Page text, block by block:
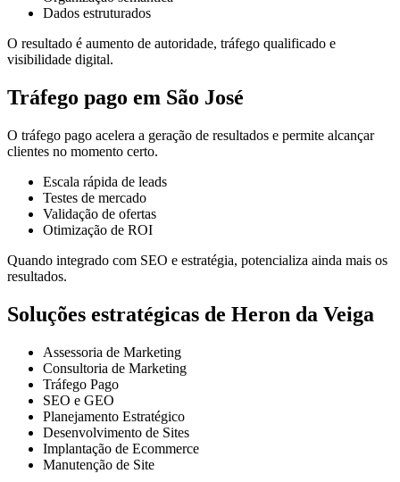
Dados estruturados
O resultado é aumento de autoridade, tráfego qualificado e
visibilidade digital.
Tráfego pago em São José
O tráfego pago acelera a geração de resultados e permite alcançar
clientes no momento certo.
Escala rápida de leads
Testes de mercado
Validação de ofertas
Otimização de ROI
Quando integrado com SEO e estratégia, potencializa ainda mais os
resultados.
Soluções estratégicas de Heron da Veiga
Assessoria de Marketing
Consultoria de Marketing
Tráfego Pago
SEO e GEO
Planejamento Estratégico
Desenvolvimento de Sites
Implantação de Ecommerce
Manutenção de Site